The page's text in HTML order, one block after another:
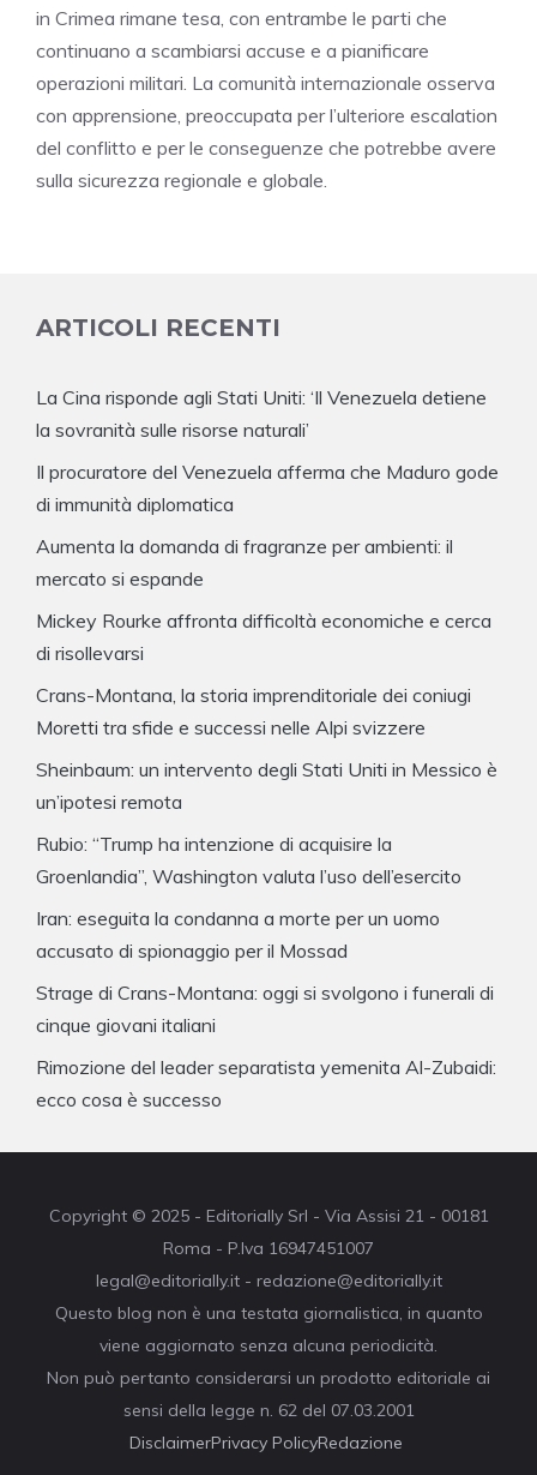
in Crimea rimane tesa, con entrambe le parti che
continuano a scambiarsi accuse e a pianificare
operazioni militari. La comunità internazionale osserva
con apprensione, preoccupata per l’ulteriore escalation
del conflitto e per le conseguenze che potrebbe avere
sulla sicurezza regionale e globale.
ARTICOLI RECENTI
La Cina risponde agli Stati Uniti: ‘Il Venezuela detiene
la sovranità sulle risorse naturali’
Il procuratore del Venezuela afferma che Maduro gode
di immunità diplomatica
Aumenta la domanda di fragranze per ambienti: il
mercato si espande
Mickey Rourke affronta difficoltà economiche e cerca
di risollevarsi
Crans-Montana, la storia imprenditoriale dei coniugi
Moretti tra sfide e successi nelle Alpi svizzere
Sheinbaum: un intervento degli Stati Uniti in Messico è
un’ipotesi remota
Rubio: “Trump ha intenzione di acquisire la
Groenlandia”, Washington valuta l’uso dell’esercito
Iran: eseguita la condanna a morte per un uomo
accusato di spionaggio per il Mossad
Strage di Crans-Montana: oggi si svolgono i funerali di
cinque giovani italiani
Rimozione del leader separatista yemenita Al-Zubaidi:
ecco cosa è successo
Copyright © 2025 - Editorially Srl - Via Assisi 21 - 00181
Roma - P.Iva 16947451007
legal@editorially.it - redazione@editorially.it
Questo blog non è una testata giornalistica, in quanto
viene aggiornato senza alcuna periodicità.
Non può pertanto considerarsi un prodotto editoriale ai
sensi della legge n. 62 del 07.03.2001
DisclaimerPrivacy PolicyRedazione